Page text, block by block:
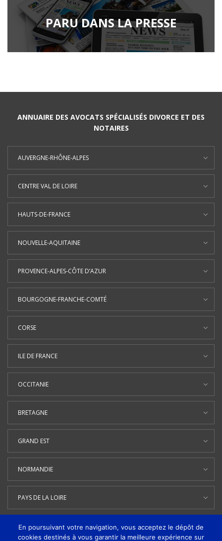
PARU DANS LA PRESSE
ANNUAIRE DES AVOCATS SPÉCIALISÉS DIVORCE ET DES
NOTAIRES
AUVERGNE-RHÔNE-ALPES
CENTRE VAL DE LOIRE
HAUTS-DE-FRANCE
NOUVELLE-AQUITAINE
PROVENCE-ALPES-CÔTE D’AZUR
BOURGOGNE-FRANCHE-COMTÉ
CORSE
ILE DE FRANCE
OCCITANIE
BRETAGNE
GRAND EST
NORMANDIE
PAYS DE LA LOIRE
En poursuivant votre navigation, vous acceptez le dépôt de
cookies destinés à vous garantir la meilleure expérience sur